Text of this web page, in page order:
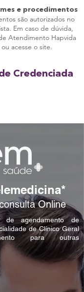
e procedimentos
são autorizados no
Em caso de dúvida,
Atendimento Hapvida
acesse o site.
Credenciada
Online
de agendamento de
de Clínico Geral
para outras